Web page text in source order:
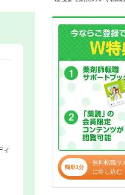
ィ
簡単1分
無料転職サ
に申し込む